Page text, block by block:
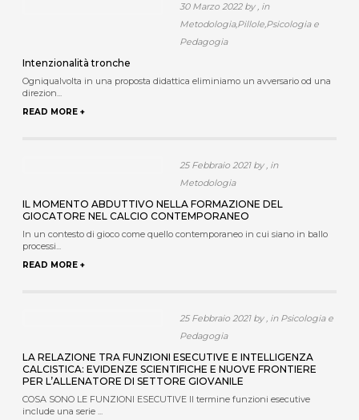
30 Marzo 2022 by , in
Metodologia,Pillole,Psicologia e
Pedagogia
Intenzionalità tronche
Ogniqualvolta in una proposta didattica eliminiamo un avversario od una
direzion...
READ MORE +
25 Febbraio 2021 by , in
Metodologia
IL MOMENTO ABDUTTIVO NELLA FORMAZIONE DEL
GIOCATORE NEL CALCIO CONTEMPORANEO
In un contesto di gioco come quello contemporaneo in cui siano in ballo
processi...
READ MORE +
25 Febbraio 2021 by , in Psicologia e
Pedagogia
LA RELAZIONE TRA FUNZIONI ESECUTIVE E INTELLIGENZA
CALCISTICA: EVIDENZE SCIENTIFICHE E NUOVE FRONTIERE
PER L’ALLENATORE DI SETTORE GIOVANILE
COSA SONO LE FUNZIONI ESECUTIVE Il termine funzioni esecutive
include una serie ...